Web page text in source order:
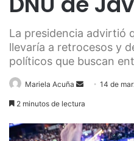
La presidencia advirtió
llevaría a retrocesos y
políticos que buscan
Mariela Acuña
Send14 de
2 minutos de lectura